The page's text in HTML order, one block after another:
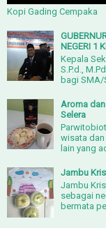
Kopi Gading Cempaka
NEGERI 1
Kepala
S.P.d.,
bagi SMA/
Aroma
Selera
wisata
lain yang
Jambu
Jambu
sebagai
bermata